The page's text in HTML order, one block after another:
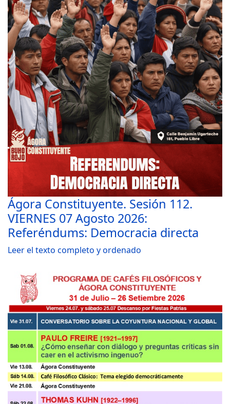
Ágora Constituyente. Sesión 112.
VIERNES 07 Agosto 2026:
Referéndums: Democracia directa
Leer el texto completo y ordenado